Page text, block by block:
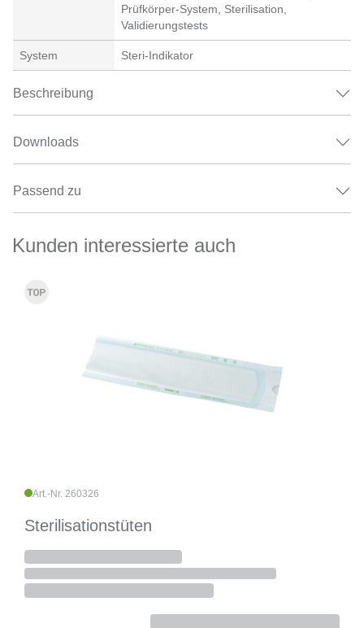
Prüfkörper-System, Sterilisation,
Validierungstests
System Steri-Indikator
Beschreibung
Downloads
Passend zu
Kunden interessierte auch
Art.-Nr. 260326
Sterilisationstüten